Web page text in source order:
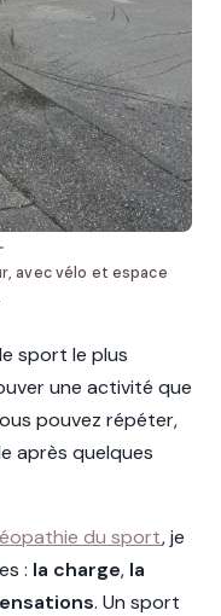
avec vélo et espace
sport le plus
une activité que
pouvez répéter,
après quelques
du sport, je
: la charge, la
. Un sport